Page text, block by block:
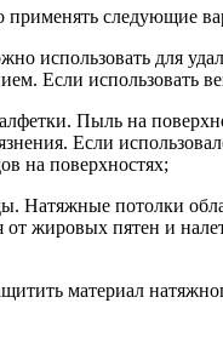
следующие
использовать для
Если использовать
Пыль на
Если
на поверхностях;
Натяжные потолки
от жировых пятен и
материал